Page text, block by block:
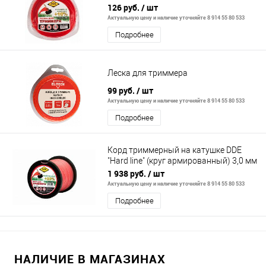
х 15 м, серый/красный
126 руб. / шт
Актуальную цену и наличие уточняйте 8 914 55 80 533
Подробнее
Леска для триммера
99 руб. / шт
Актуальную цену и наличие уточняйте 8 914 55 80 533
Подробнее
Корд триммерный на катушке DDE
"Hard line" (круг армированный) 3,0 мм
х 120 м, серый/красный
1 938 руб. / шт
Актуальную цену и наличие уточняйте 8 914 55 80 533
Подробнее
НАЛИЧИЕ В МАГАЗИНАХ